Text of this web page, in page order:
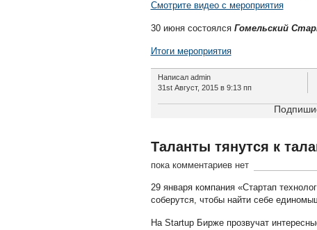
Смотрите видео с мероприятия
30 июня состоялся Гомельский
Итоги мероприятия
Написал admin
31st Август, 2015 в 9:13 пп
Таланты тянутся к
пока комментариев нет
29 января компания «Стартап
соберутся, чтобы найти себе
На Startup Бирже прозвучат